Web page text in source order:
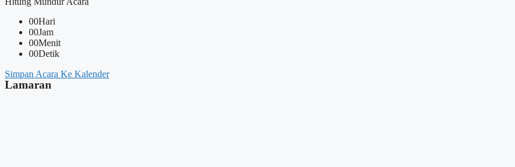
00Hari
00Jam
00Menit
00Detik
Simpan Acara Ke Kalender
Lamaran